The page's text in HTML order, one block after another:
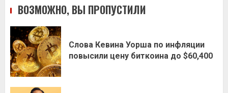
ВОЗМОЖНО, ВЫ ПРОПУСТИЛИ
Слова Кевина Уорша по инфляции
повысили цену биткоина до $60,400